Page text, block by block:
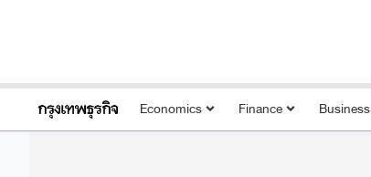
Economics Finance Business